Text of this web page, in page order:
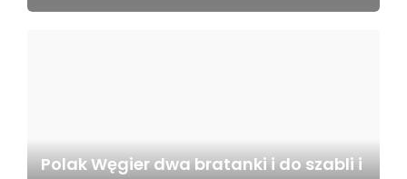
Polak Węgier dwa bratanki i do szabli i